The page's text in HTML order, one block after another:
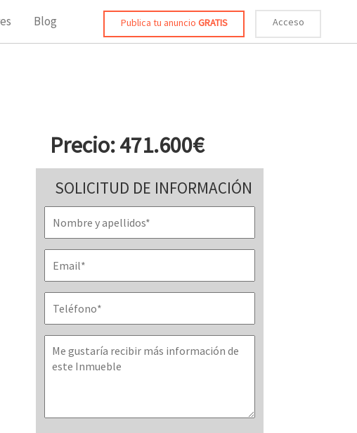
Blog Publica tu anuncio GRATIS Acceso
Precio: 471.600€
SOLICITUD DE INFORMACIÓN